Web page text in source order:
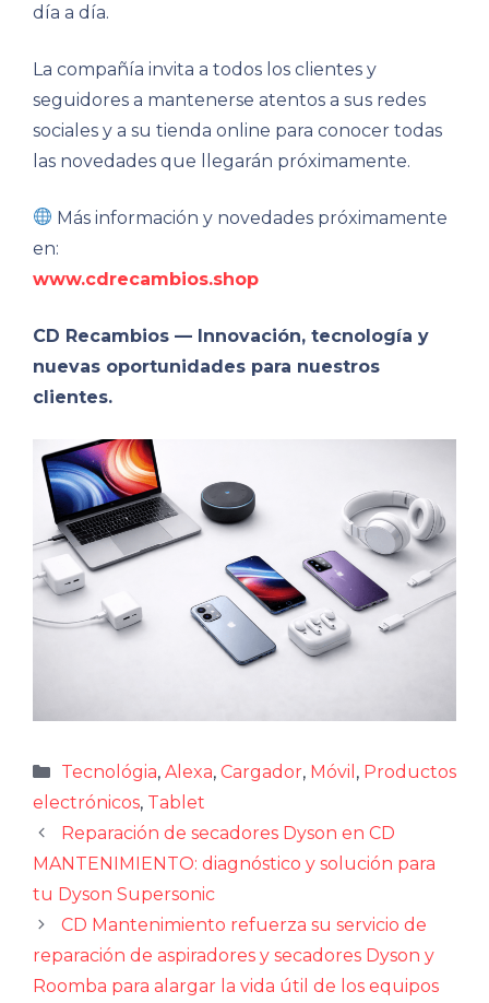
día a día.
La compañía invita a todos los clientes y
seguidores a mantenerse atentos a sus redes
sociales y a su tienda online para conocer todas
las novedades que llegarán próximamente.
Más información y novedades próximamente
en:
www.cdrecambios.shop
CD Recambios — Innovación, tecnología y
nuevas oportunidades para nuestros
clientes.
Categorías
Tecnológia, Alexa, Cargador, Móvil , Productos
electrónicos, Tablet
Reparación de secadores Dyson en CD
MANTENIMIENTO: diagnóstico y solución para
tu Dyson Supersonic
CD Mantenimiento refuerza su servicio de
reparación de aspiradores y secadores Dyson y
Roomba para alargar la vida útil de los equipos